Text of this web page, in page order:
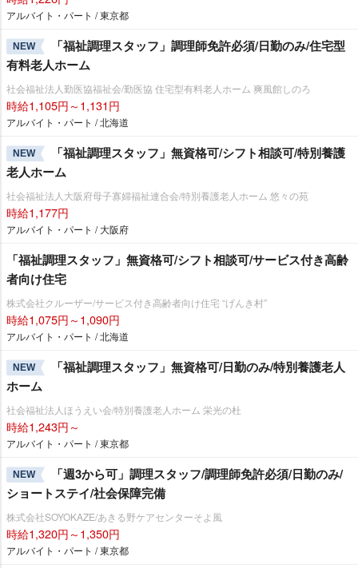
アルバイト・パート / 東京都
NEW
「福祉調理スタッフ」調理師免許必須/日勤のみ/住宅型
有料老人ホーム
社会福祉法人勤医協福祉会/勤医協 住宅型有料老人ホーム 爽風館しのろ
時給1,105円～1,131円
アルバイト・パート / 北海道
NEW
「福祉調理スタッフ」無資格可/シフト相談可/特別養護
老人ホーム
社会福祉法人大阪府母子寡婦福祉連合会/特別養護老人ホーム 悠々の苑
時給1,177円
アルバイト・パート / 大阪府
「福祉調理スタッフ」無資格可/シフト相談可/サービス付き高齢
者向け住宅
株式会社クルーザー/サービス付き高齢者向け住宅 “げんき村”
時給1,075円～1,090円
アルバイト・パート / 北海道
NEW
「福祉調理スタッフ」無資格可/日勤のみ/特別養護老人
ホーム
社会福祉法人ほうえい会/特別養護老人ホーム 栄光の杜
時給1,243円～
アルバイト・パート / 東京都
NEW
「週3から可」調理スタッフ/調理師免許必須/日勤のみ/
ショートステイ/社会保障完備
株式会社SOYOKAZE/あきる野ケアセンターそよ風
時給1,320円～1,350円
アルバイト・パート / 東京都